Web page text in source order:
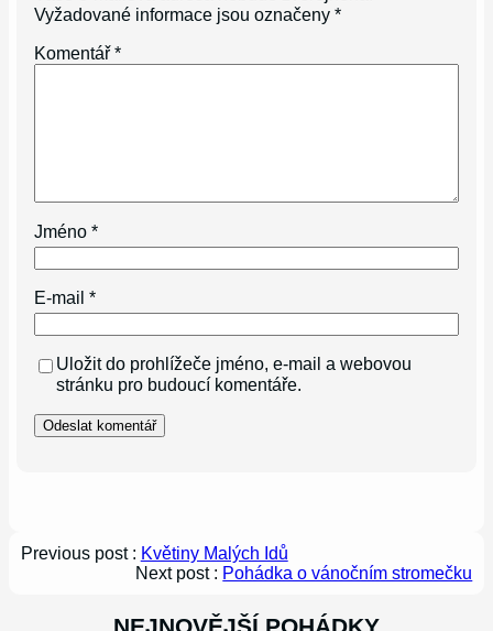
Vyžadované informace jsou označeny*
Komentář*
Jméno*
E-mail*
Uložit do prohlížeče jméno, e-mail a webovou
stránku pro budoucí komentáře.
Previous post : Květiny Malých Idů
Next post : Pohádka o vánočním stromečku